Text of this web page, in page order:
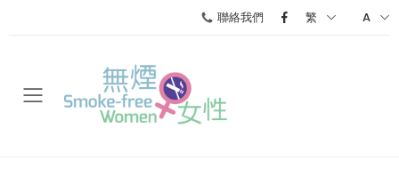
聯絡我們 繁 A
Toggle mobile menu